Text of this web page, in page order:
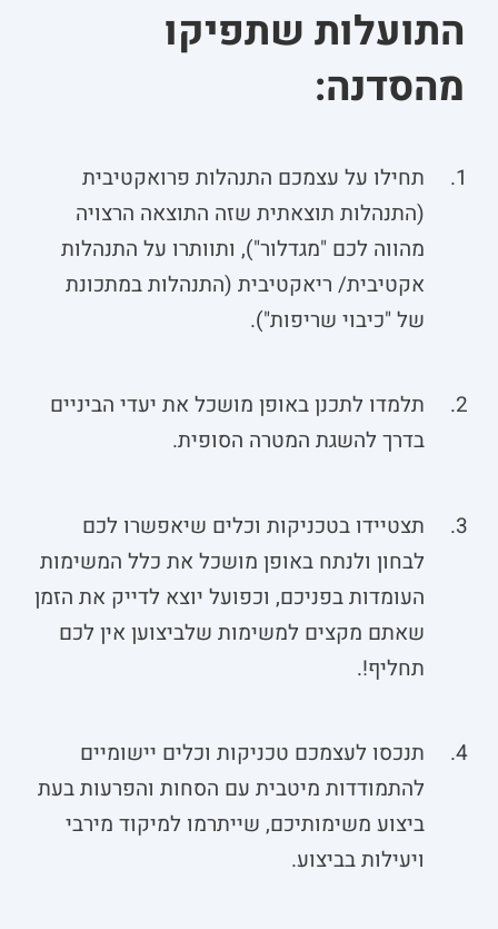
התועלות שתפיקו
מהסדנה:
תחילו על עצמכם התנהלות פרואקטיבית
(התנהלות תוצאתית שזה התוצאה הרצויה
מהווה לכם "מגדלור"), ותוותרו על התנהלות
אקטיבית/ ריאקטיבית (התנהלות במתכונת
של "כיבוי שריפות").
תלמדו לתכנן באופן מושכל את יעדי הביניים
בדרך להשגת המטרה הסופית.
תצטיידו בטכניקות וכלים שיאפשרו לכם
לבחון ולנתח באופן מושכל את כלל המשימות
העומדות בפניכם, וכפועל יוצא לדייק את הזמן
שאתם מקצים למשימות שלביצוען אין לכם
תחליף!.
תנכסו לעצמכם טכניקות וכלים יישומיים
להתמודדות מיטבית עם הסחות והפרעות בעת
ביצוע משימותיכם, שייתרמו למיקוד מירבי
ויעילות בביצוע.